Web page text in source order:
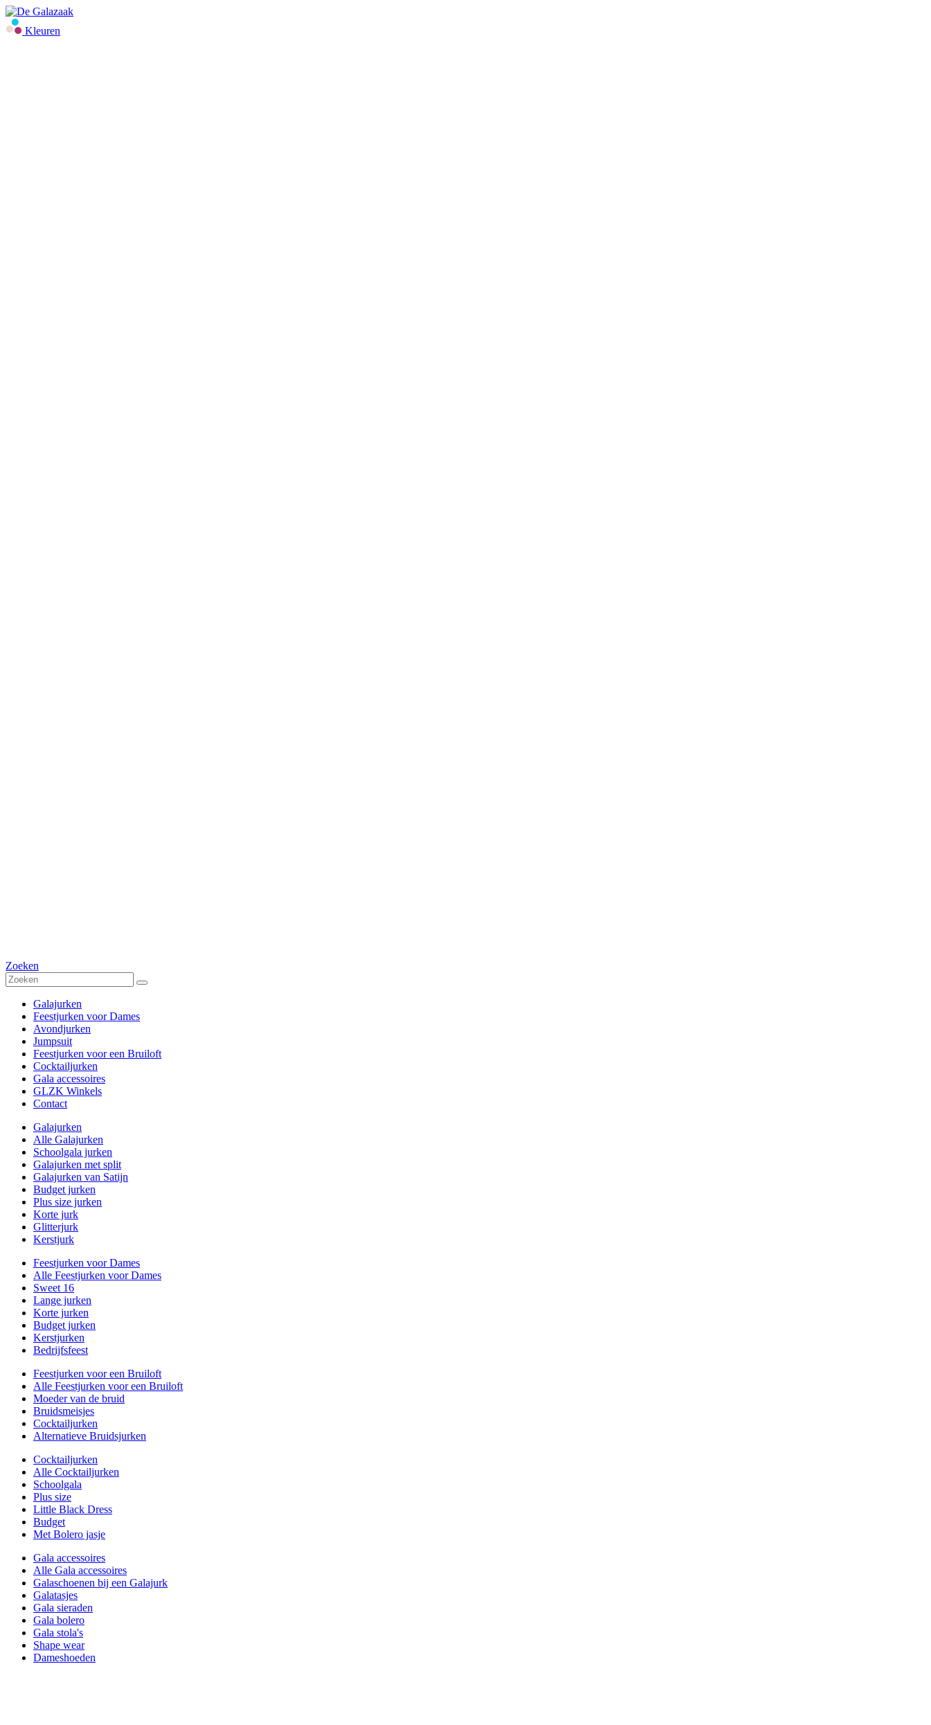
Kleuren
Zoeken
Galajurken
Feestjurken voor Dames
Avondjurken
Jumpsuit
Feestjurken voor een Bruiloft
Cocktailjurken
Gala accessoires
GLZK Winkels
Contact
Galajurken
Alle Galajurken
Schoolgala jurken
Galajurken met split
Galajurken van Satijn
Budget jurken
Plus size jurken
Korte jurk
Glitterjurk
Kerstjurk
Feestjurken voor Dames
Alle Feestjurken voor Dames
Sweet 16
Lange jurken
Korte jurken
Budget jurken
Kerstjurken
Bedrijfsfeest
Feestjurken voor een Bruiloft
Alle Feestjurken voor een Bruiloft
Moeder van de bruid
Bruidsmeisjes
Cocktailjurken
Alternatieve Bruidsjurken
Cocktailjurken
Alle Cocktailjurken
Schoolgala
Plus size
Little Black Dress
Budget
Met Bolero jasje
Gala accessoires
Alle Gala accessoires
Galaschoenen bij een Galajurk
Galatasjes
Gala sieraden
Gala bolero
Gala stola's
Shape wear
Dameshoeden